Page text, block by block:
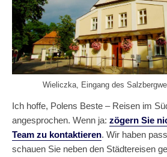
Wieliczka, Eingang des
Ich hoffe, Polens Beste – Reisen im
angesprochen. Wenn ja: zögern Sie
Team zu kontaktieren. Wir haben
schauen Sie neben den Städtereisen